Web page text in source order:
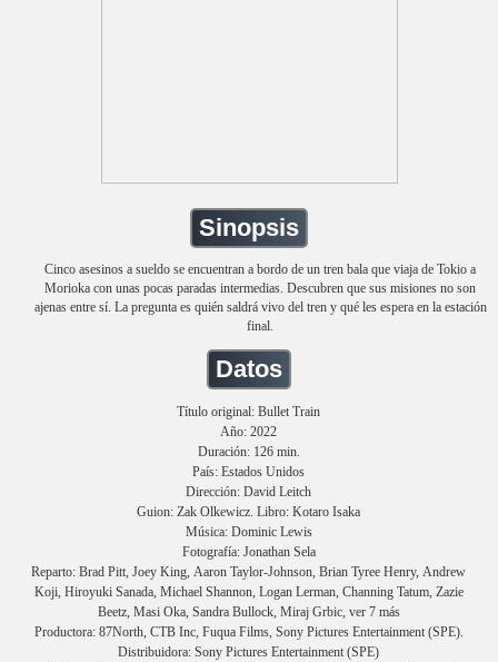
Sinopsis
Cinco asesinos a sueldo se encuentran a bordo de un tren bala que viaja de Tokio a
Morioka con unas pocas paradas intermedias. Descubren que sus misiones no son
ajenas entre sí. La pregunta es quién saldrá vivo del tren y qué les espera en la estación
final.
Datos
Título original: Bullet Train
Año: 2022
Duración: 126 min.
País: Estados Unidos
Dirección: David Leitch
Guion: Zak Olkewicz. Libro: Kotaro Isaka
Música: Dominic Lewis
Fotografía: Jonathan Sela
Reparto: Brad Pitt, Joey King, Aaron Taylor-Johnson, Brian Tyree Henry, Andrew
Koji, Hiroyuki Sanada, Michael Shannon, Logan Lerman, Channing Tatum, Zazie
Beetz, Masi Oka, Sandra Bullock, Miraj Grbic, ver 7 más
Productora: 87North, CTB Inc, Fuqua Films, Sony Pictures Entertainment (SPE).
Distribuidora: Sony Pictures Entertainment (SPE)